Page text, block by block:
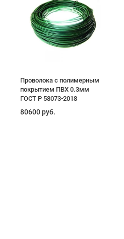
Проволока с полимерным
покрытием ПВХ 0.3мм
ГОСТ Р 58073-2018
80600 руб.